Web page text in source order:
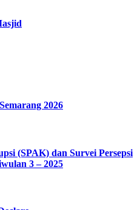
2026
(SPAK) dan Survei Persepsi
3 – 2025